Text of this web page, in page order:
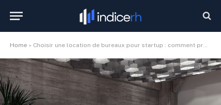
Home » Choisir une location de bureaux pour startup : comment procéder ?